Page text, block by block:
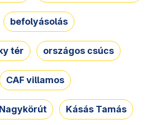
befolyásolás
tér országos csúcs
CAF villamos
Kásás Tamás